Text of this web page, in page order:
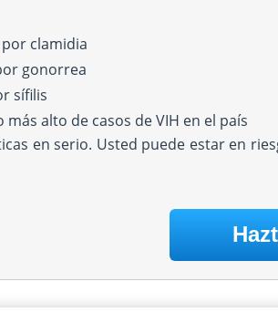
clamidia
gonorrea
sífilis
alto de casos de VIH en el país
en serio. Usted puede estar en